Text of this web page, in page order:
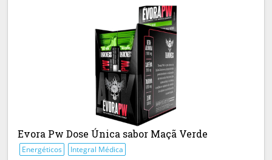
Evora Pw Dose Única sabor Maçã Verde
Energéticos Integral Médica